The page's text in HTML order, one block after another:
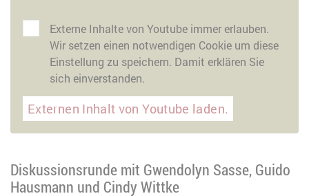
Externe Inhalte von Youtube immer erlauben.
Wir setzen einen notwendigen Cookie um diese
Einstellung zu speichern. Damit erklären Sie
sich einverstanden.
Externen Inhalt von Youtube laden.
Diskussionsrunde mit Gwendolyn Sasse, Guido
Hausmann und Cindy Wittke